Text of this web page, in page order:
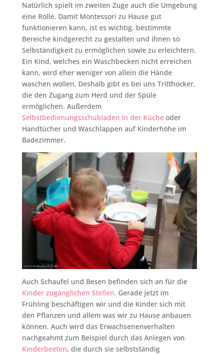
Natürlich spielt im zweiten Zuge auch die Umgebung
eine Rolle. Damit Montessori zu Hause gut
funktionieren kann, ist es wichtig, bestimmte
Bereiche kindgerecht zu gestalten und ihnen so
Selbständigkeit zu ermöglichen sowie zu erleichtern.
Ein Kind, welches ein Waschbecken nicht erreichen
kann, wird eher weniger von allein die Hände
waschen wollen. Deshalb gibt es bei uns Tritthocker,
die den Zugang zum Herd und der Spüle
ermöglichen. Außerdem
Selbstbedienungsschubladen in der Kücheoder
Handtücher und Waschlappen auf Kinderhöhe im
Badezimmer.
Auch Schaufel und Besen befinden sich an für die
Kinder zugänglichen Stellen. Gerade jetzt im
Frühling beschäftigen wir und die Kinder sich mit
den Pflanzen und allem was wir zu Hause anbauen
können. Auch wird das Erwachsenenverhalten
nachgeahmt zum Beispiel durch das Anlegen von
Kinderbeeten, die durch sie selbstständig